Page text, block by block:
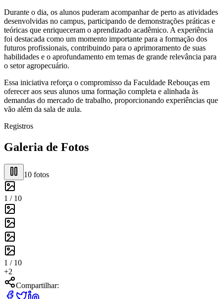
Durante o dia, os alunos puderam acompanhar de perto as atividades
desenvolvidas no campus, participando de demonstrações práticas e
teóricas que enriqueceram o aprendizado acadêmico. A experiência
foi destacada como um momento importante para a formação dos
futuros profissionais, contribuindo para o aprimoramento de suas
habilidades e o aprofundamento em temas de grande relevância para
o setor agropecuário.
Essa iniciativa reforça o compromisso da Faculdade Rebouças em
oferecer aos seus alunos uma formação completa e alinhada às
demandas do mercado de trabalho, proporcionando experiências que
vão além da sala de aula.
Registros
Galeria de Fotos
10 fotos
1 / 10
1 / 10
+2
Compartilhar: